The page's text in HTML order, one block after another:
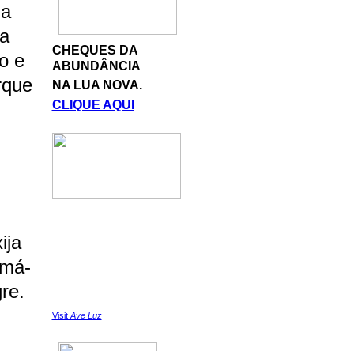
e
CHEQUES DA
ABUNDÂNCIA
NA LUA NOVA.
CLIQUE AQUI
Visit Ave Luz